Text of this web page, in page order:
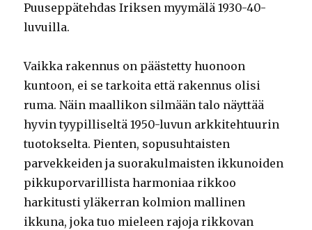
Puuseppätehdas Iriksen myymälä 1930-40-
luvuilla.
Vaikka rakennus on päästetty huonoon
kuntoon, ei se tarkoita että rakennus olisi
ruma. Näin maallikon silmään talo näyttää
hyvin tyypilliseltä 1950-luvun arkkitehtuurin
tuotokselta. Pienten, sopusuhtaisten
parvekkeiden ja suorakulmaisten ikkunoiden
pikkuporvarillista harmoniaa rikkoo
harkitusti yläkerran kolmion mallinen
ikkuna, joka tuo mieleen rajoja rikkovan